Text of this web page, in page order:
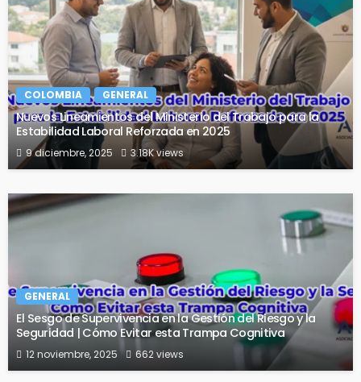
COLOMBIA GENERAL
Nuevos Lineamientos del Ministerio del Trabajo para la
Estabilidad Laboral Reforzada en 2025
9 diciembre, 2025 3.18K views
GENERAL
El Sesgo de Supervivencia en la Gestión del Riesgo y la
Seguridad | Cómo Evitar esta Trampa Cognitiva
12 noviembre, 2025 662 views